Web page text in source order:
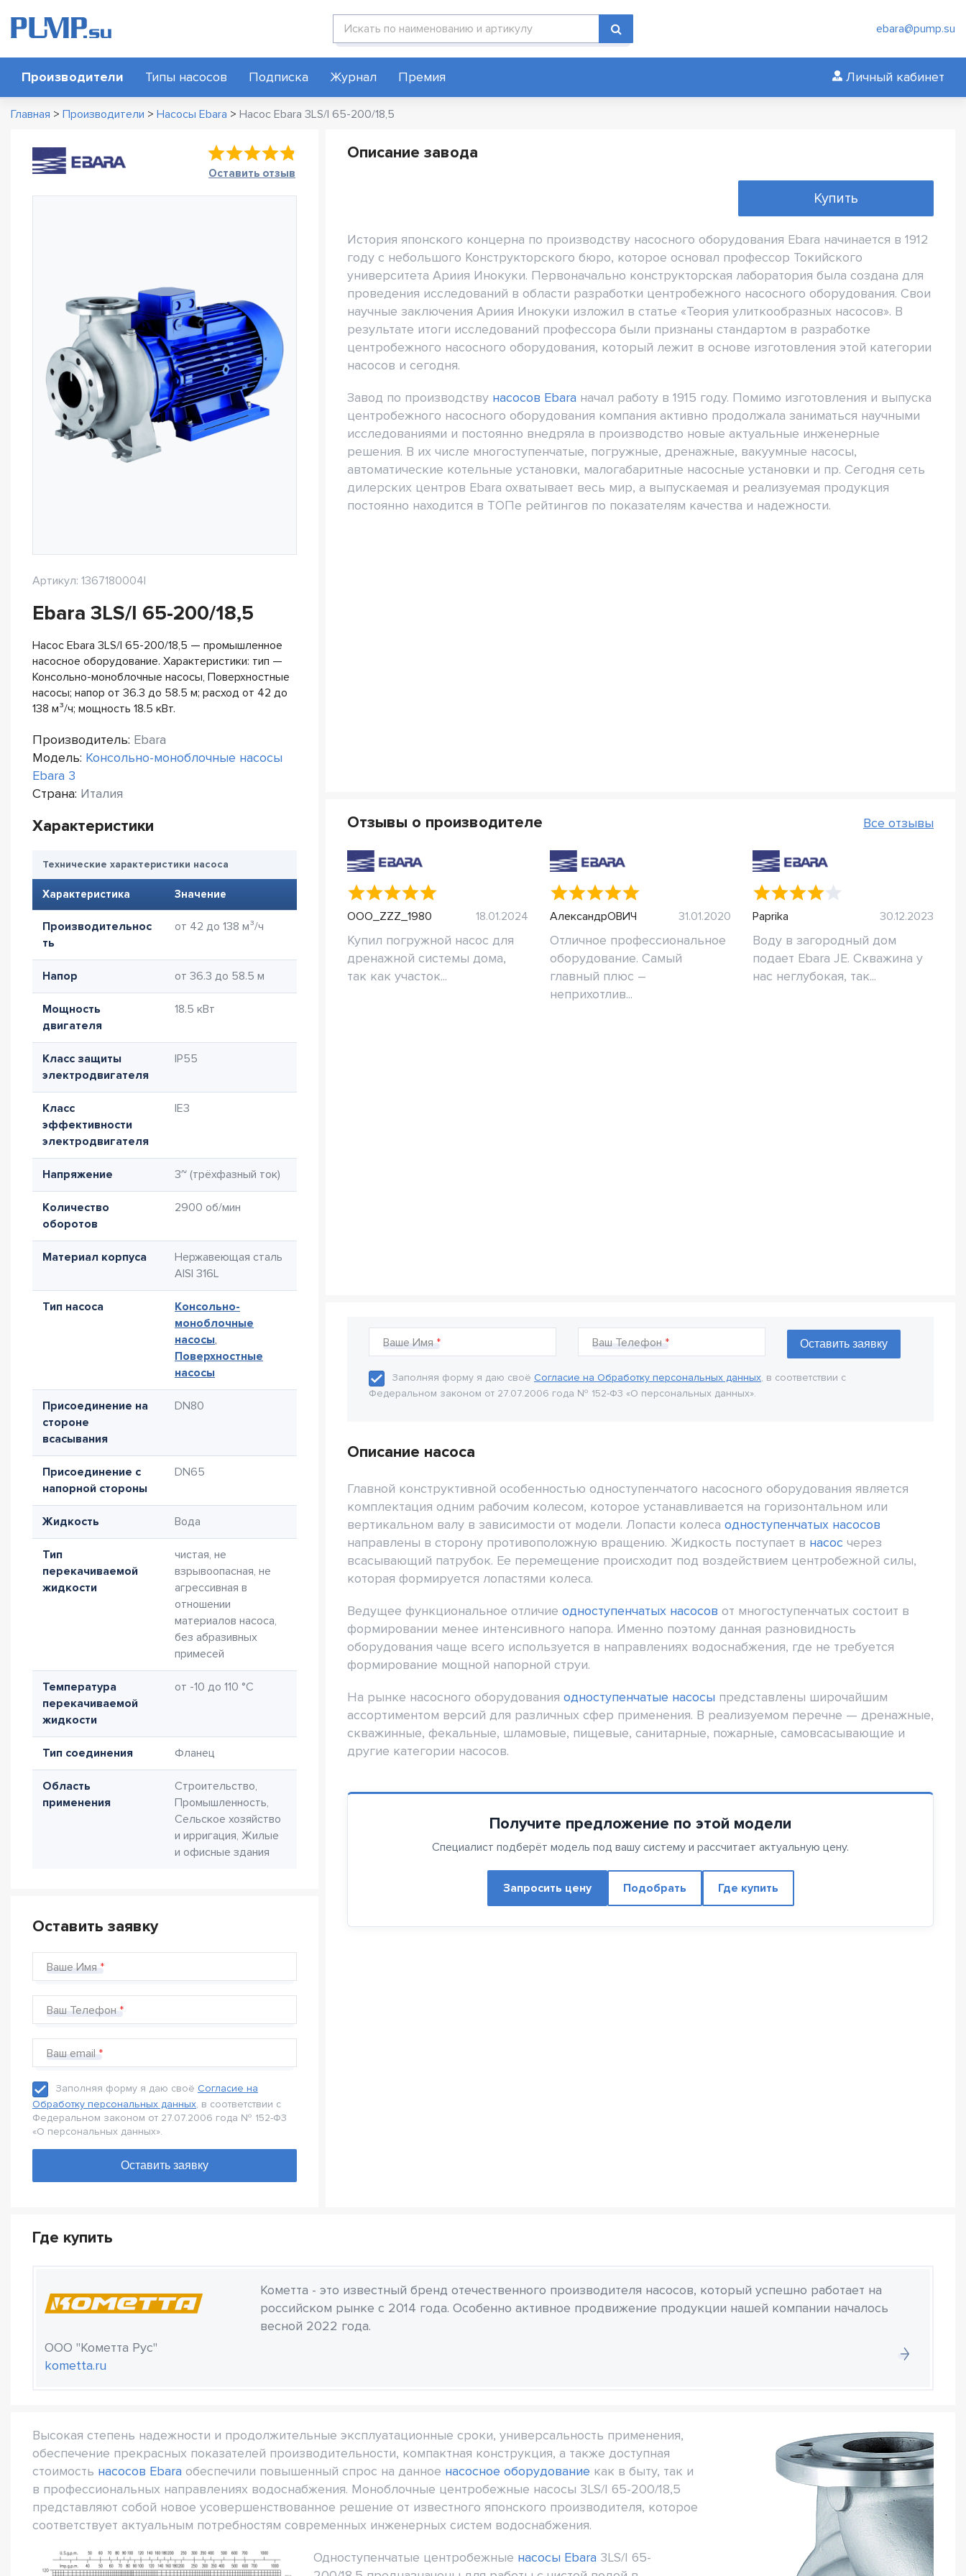
Поиск по каталогу ebara@pump.su
Производители Типы насосов Подписка Журнал Премия Личный кабинет
Главная > Производители > Насосы Ebara > Насос Ebara 3LS/I 65-200/18,5
Оставить отзыв
Артикул: 1367180004I
Ebara 3LS/I 65-200/18,5
Насос Ebara 3LS/I 65-200/18,5 — промышленное
насосное оборудование. Характеристики: тип —
Консольно-моноблочные насосы, Поверхностные
насосы; напор от 36.3 до 58.5 м; расход от 42 до
138 м³/ч; мощность 18.5 кВт.
Производитель: Ebara
Модель: Консольно-моноблочные насосы
Ebara 3
Страна: Италия
Характеристики
Технические характеристики насоса
Характеристика Значение
Производительнос
ть
от 42 до 138 м³/ч
Напор от 36.3 до 58.5 м
Мощность
двигателя
18.5 кВт
Класс защиты
электродвигателя
IP55
Класс
эффективности
электродвигателя
IE3
Напряжение 3~ (трёхфазный ток)
Количество
оборотов
2900 об/мин
Материал корпуса
Нержавеющая сталь
AISI 316L
Тип насоса
Консольно-
моноблочные
насосы,
Поверхностные
насосы
Присоединение на
стороне
всасывания
DN80
Присоединение с
напорной стороны
DN65
Жидкость Вода
Тип
перекачиваемой
жидкости
чистая, не
взрывоопасная, не
агрессивная в
отношении
материалов насоса,
без абразивных
примесей
Температура
перекачиваемой
жидкости
от -10 до 110 °C
Тип соединения Фланец
Область
применения
Строительство,
Промышленность,
Сельское хозяйство
и ирригация, Жилые
и офисные здания
Оставить заявку
Ваше Имя
Ваш Телефон
Ваш email
Заполняя форму я даю своё Согласие на
Обработку персональных данных, в соответствии с
Федеральном законом от 27.07.2006 года № 152-Ф3
«О персональных данных».
Описание завода
Купить
История японского концерна по производству насосного оборудования Ebara начинается в 1912
году с небольшого Конструкторского бюро, которое основал профессор Токийского
университета Ариия Инокуки. Первоначально конструкторская лаборатория была создана для
проведения исследований в области разработки центробежного насосного оборудования. Свои
научные заключения Ариия Инокуки изложил в статье «Теория улиткообразных насосов». В
результате итоги исследований профессора были признаны стандартом в разработке
центробежного насосного оборудования, который лежит в основе изготовления этой категории
насосов и сегодня.
Завод по производству насосов Ebara начал работу в 1915 году. Помимо изготовления и выпуска
центробежного насосного оборудования компания активно продолжала заниматься научными
исследованиями и постоянно внедряла в производство новые актуальные инженерные
решения. В их числе многоступенчатые, погружные, дренажные, вакуумные насосы,
автоматические котельные установки, малогабаритные насосные установки и пр. Сегодня сеть
дилерских центров Ebara охватывает весь мир, а выпускаемая и реализуемая продукция
постоянно находится в ТОПе рейтингов по показателям качества и надежности.
Отзывы о производителе Все отзывы
OOO_ZZZ_1980 18.01.2024
Купил погружной насос для
дренажной системы дома,
так как участок...
АлександрОВИЧ 31.01.2020
Отличное профессиональное
оборудование. Самый
главный плюс –
неприхотлив...
Paprika 30.12.2023
Воду в загородный дом
подает Ebara JE. Скважина у
нас неглубокая, так...
Ваше Имя Ваш Телефон
Заполняя форму я даю своё Согласие на Обработку персональных данных, в соответствии с
Федеральном законом от 27.07.2006 года № 152-Ф3 «О персональных данных».
Описание насоса
Главной конструктивной особенностью одноступенчатого насосного оборудования является
комплектация одним рабочим колесом, которое устанавливается на горизонтальном или
вертикальном валу в зависимости от модели. Лопасти колеса одноступенчатых насосов
направлены в сторону противоположную вращению. Жидкость поступает в насос через
всасывающий патрубок. Ее перемещение происходит под воздействием центробежной силы,
которая формируется лопастями колеса.
Ведущее функциональное отличие одноступенчатых насосов от многоступенчатых состоит в
формировании менее интенсивного напора. Именно поэтому данная разновидность
оборудования чаще всего используется в направлениях водоснабжения, где не требуется
формирование мощной напорной струи.
На рынке насосного оборудования одноступенчатые насосы представлены широчайшим
ассортиментом версий для различных сфер применения. В реализуемом перечне — дренажные,
скважинные, фекальные, шламовые, пищевые, санитарные, пожарные, самовсасывающие и
другие категории насосов.
Получите предложение по этой модели
Специалист подберёт модель под вашу систему и рассчитает актуальную цену.
Запросить цену Подобрать Где купить
Где купить
ООО "Кометта Рус"
kometta.ru
Кометта - это известный бренд отечественного производителя насосов, который успешно работает на
российском рынке с 2014 года. Особенно активное продвижение продукции нашей компании началось
весной 2022 года.
Высокая степень надежности и продолжительные эксплуатационные сроки, универсальность применения,
обеспечение прекрасных показателей производительности, компактная конструкция, а также доступная
стоимость насосов Ebara обеспечили повышенный спрос на данное насосное оборудование как в быту, так и
в профессиональных направлениях водоснабжения. Моноблочные центробежные насосы 3LS/I 65-200/18,5
представляют собой новое усовершенствованное решение от известного японского производителя, которое
соответствует актуальным потребностям современных инженерных систем водоснабжения.
Одноступенчатые центробежные насосы Ebara 3LS/I 65-